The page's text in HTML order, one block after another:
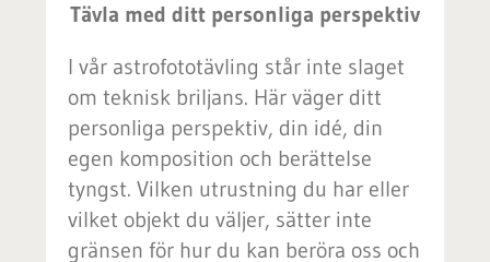
Tävla med ditt personliga perspektiv
I vår astrofototävling står inte slaget
om teknisk briljans. Här väger ditt
personliga perspektiv, din idé, din
egen komposition och berättelse
tyngst. Vilken utrustning du har eller
vilket objekt du väljer, sätter inte
gränsen för hur du kan beröra oss och